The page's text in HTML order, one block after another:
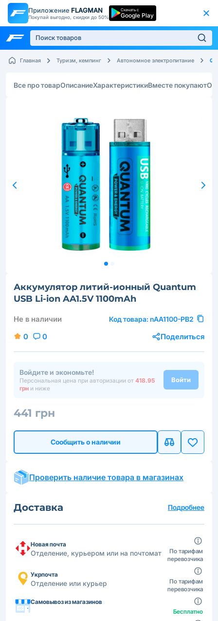
Приложение FLAGMAN
Покупай выгодно, скидки до 50%
Скачать с
Google Play
Главная Туризм, кемпинг Автономное электропитание
Все про товарОписаниеХарактеристикиВместе покупают
Аккумулятор литий-ионный Quantum
USB Li-ion AA1.5V 1100mAh
Не в наличии Код товара: nAA1100-PB2
0 0 Поделиться
Войдите и экономьте!
Персональная цена при авторизации от 418.95
грн и ниже
Войти
441 грн
Сообщить о наличии
Проверить наличие товара в магазинах
Доставка Подробнее
Новая почта
Отделение, курьером или на почтомат
По тарифам
перевозчика
Укрпочта
Отделение или курьер
По тарифам
перевозчика
Самовывоз из магазинов
Бесплатно